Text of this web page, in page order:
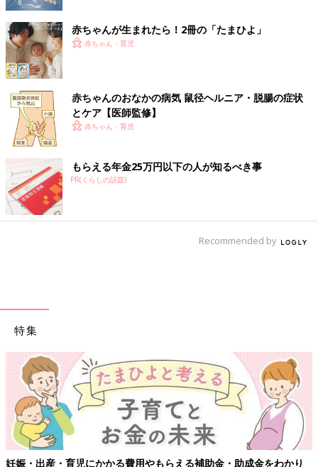
赤ちゃんが生まれたら！2冊の「たまひよ」
赤ちゃん・育児
赤ちゃんのおなかの病気 鼠径ヘルニア・脱腸の症状
とケア【医師監修】
赤ちゃん・育児
もらえる年金25万円以下の人が知るべき事
PR(くらしの話題)
Recommended by
特集
妊娠・出産・育児にかかる費用やもらえる補助金・助成金をわかり